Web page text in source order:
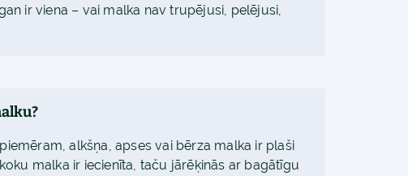
ir viena – vai malka nav trupējusi, pelējusi,
alkšņa, apses vai bērza malka ir plaši
malka ir iecienīta, taču jārēķinās ar bagātīgu